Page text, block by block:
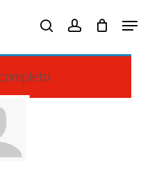
searchaccount